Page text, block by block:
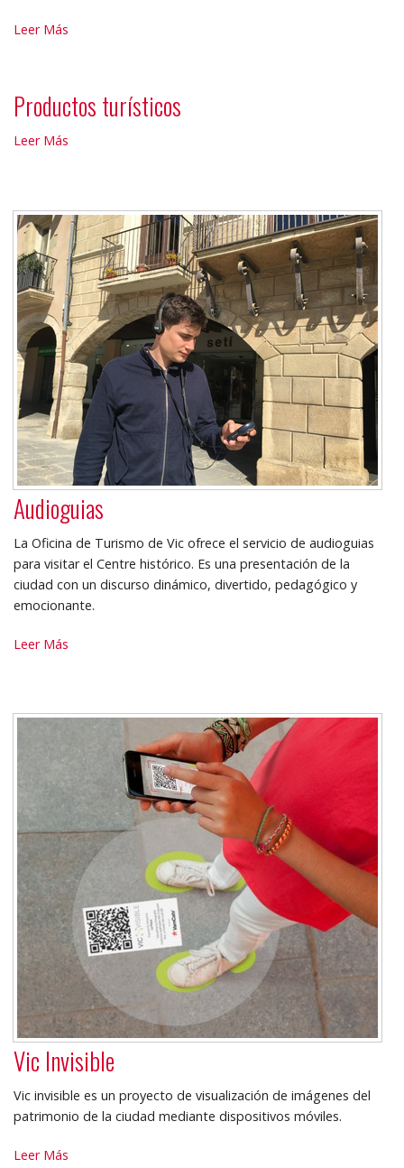
Visitas
para
Leer Más
Productos turísticos
Productos
Leer Más
Audioguias
La Oficina de Turismo de Vic ofrece el servicio de audioguias
para visitar el Centre histórico. Es una presentación de la
ciudad con un discurso dinámico, divertido, pedagógico y
emocionante.
Audioguias
Leer Más
Vic Invisible
Vic invisible es un proyecto de visualización de imágenes del
patrimonio de la ciudad mediante dispositivos móviles.
Vic
Leer Más